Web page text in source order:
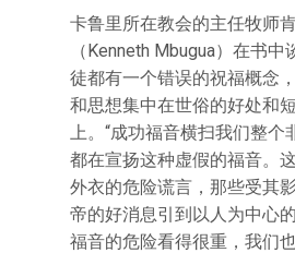
卡鲁里所在教会的主任牧师
（Kenneth Mbugua）在书
徒都有一个错误的祝福概念
和思想集中在世俗的好处和
上。“成功福音横扫我们整个
都在宣扬这种虚假的福音。
外衣的危险谎言，那些受其
帝的好消息引到以人为中心
福音的危险看得很重，我们